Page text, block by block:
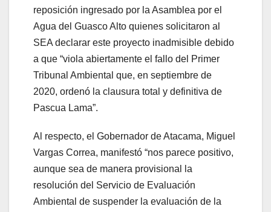
reposición ingresado por la Asamblea por el
Agua del Guasco Alto quienes solicitaron al
SEA declarar este proyecto inadmisible debido
a que “viola abiertamente el fallo del Primer
Tribunal Ambiental que, en septiembre de
2020, ordenó la clausura total y definitiva de
Pascua Lama”.
Al respecto, el Gobernador de Atacama, Miguel
Vargas Correa, manifestó “nos parece positivo,
aunque sea de manera provisional la
resolución del Servicio de Evaluación
Ambiental de suspender la evaluación de la